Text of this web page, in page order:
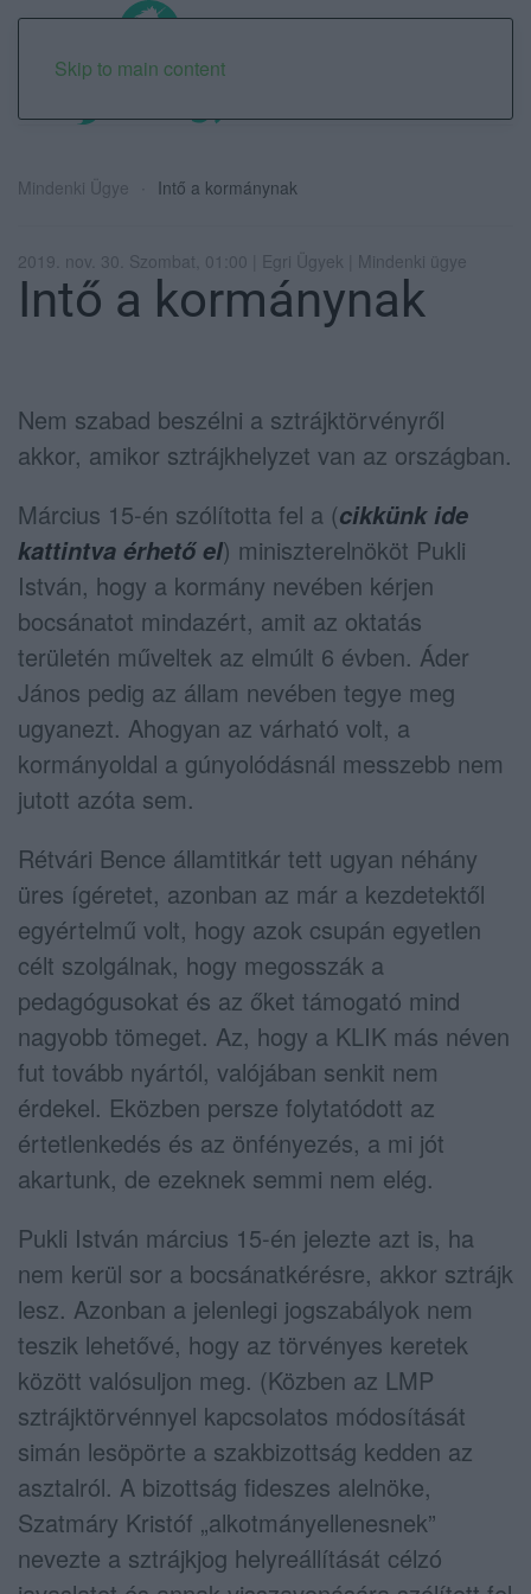
Skip to main content
Mindenki Ügye Intő a kormánynak
2019. nov. 30. Szombat, 01:00 | Egri Ügyek | Mindenki ügye
Intő a kormánynak
Nem szabad beszélni a sztrájktörvényről
akkor, amikor sztrájkhelyzet van az országban.
Március 15-én szólította fel a (cikkünk ide
kattintva érhető el) miniszterelnököt Pukli
István, hogy a kormány nevében kérjen
bocsánatot mindazért, amit az oktatás
területén műveltek az elmúlt 6 évben. Áder
János pedig az állam nevében tegye meg
ugyanezt. Ahogyan az várható volt, a
kormányoldal a gúnyolódásnál messzebb nem
jutott azóta sem.
Rétvári Bence államtitkár tett ugyan néhány
üres ígéretet, azonban az már a kezdetektől
egyértelmű volt, hogy azok csupán egyetlen
célt szolgálnak, hogy megosszák a
pedagógusokat és az őket támogató mind
nagyobb tömeget. Az, hogy a KLIK más néven
fut tovább nyártól, valójában senkit nem
érdekel. Eközben persze folytatódott az
értetlenkedés és az önfényezés, a mi jót
akartunk, de ezeknek semmi nem elég.
Pukli István március 15-én jelezte azt is, ha
nem kerül sor a bocsánatkérésre, akkor sztrájk
lesz. Azonban a jelenlegi jogszabályok nem
teszik lehetővé, hogy az törvényes keretek
között valósuljon meg. (Közben az LMP
sztrájktörvénnyel kapcsolatos módosítását
simán lesöpörte a szakbizottság kedden az
asztalról. A bizottság fideszes alelnöke,
Szatmáry Kristóf „alkotmányellenesnek”
nevezte a sztrájkjog helyreállítását célzó